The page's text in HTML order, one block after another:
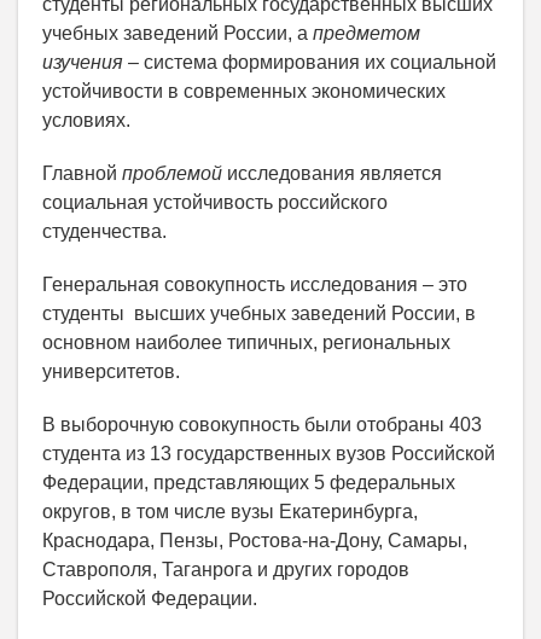
студенты региональных государственных высших
учебных заведений России, а предметом
изучения – система формирования их социальной
устойчивости в современных экономических
условиях.
Главной проблемой исследования является
социальная устойчивость российского
студенчества.
Генеральная совокупность исследования – это
студенты высших учебных заведений России, в
основном наиболее типичных, региональных
университетов.
В выборочную совокупность были отобраны 403
студента из 13 государственных вузов Российской
Федерации, представляющих 5 федеральных
округов, в том числе вузы Екатеринбурга,
Краснодара, Пензы, Ростова-на-Дону, Самары,
Ставрополя, Таганрога и других городов
Российской Федерации.